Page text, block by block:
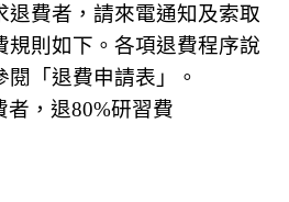
退費者，請來電通知及索取
規則如下。各項退費程序說
「退費申請表」。
者，退80%研習費